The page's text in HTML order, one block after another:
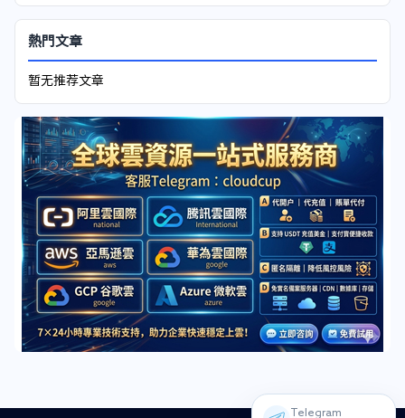
熱門文章
暂无推荐文章
Telegram